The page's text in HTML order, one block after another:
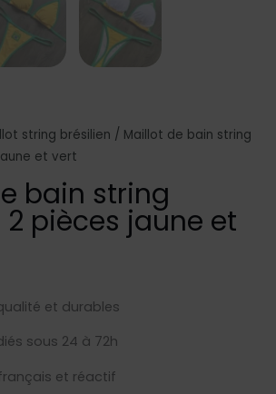
string brésilien / Maillot de bain string
et vert
bain string
pièces jaune et
et durables
sous 24 à 72h
et réactif